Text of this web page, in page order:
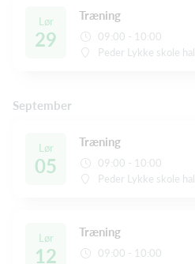
Lør
29
Træning
09:00 - 10:00
Peder Lykke skole hal
September
Lør
05
Træning
09:00 - 10:00
Peder Lykke skole hal
Lør
12
Træning
09:00 - 10:00